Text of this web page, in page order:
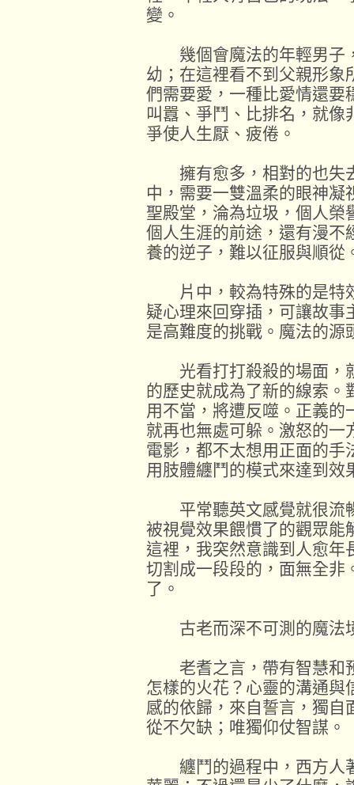
變。
幾個會魔法的年輕男子
幼；在這裡看不到父親形象
們需要愛，一種比愛情還要
叫囂、爭鬥、比排名，就像
爭使人生厭、疲倦。
擁有愈多，相對的也失
中，需要一雙溫柔的眼神凝
聖殿堂，淪為垃圾，個人
個人生涯的前途，還有漫不
養的逆子，難以征服與順從
片中，較為特殊的是特
疑心理來回穿插，可讓故事
是高難度的挑戰。魔法的源
光看打打殺殺的場面，
的歷史就成為了新的線索。
用不當，將遭反噬。正義的
就再也無處可躲。激怒的一
電影，都不太想用正面的手
用肢體纏鬥的模式來達到效
平常聽英文感覺就很流
被視覺效果餵慣了的觀眾能
這裡，我突然意識到人愈年
切割成一段段的，面無全非
了。
古老而深不可測的魔法
老耆之言，帶有智慧和
怎樣的火花？心靈的溝通與
感的依歸，來自誓言，獨自
從不欠缺；唯獨仰仗智謀。
纏鬥的過程中，西方人